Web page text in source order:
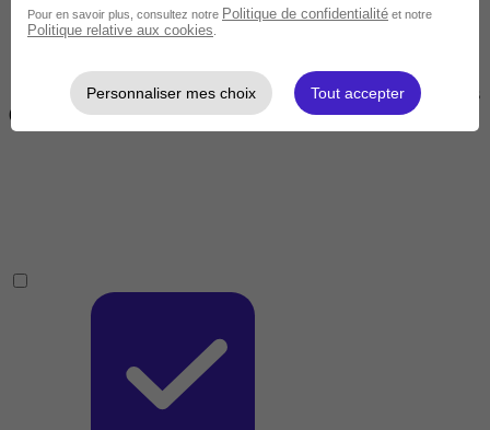
2 jours à 2 semaines
(14h à 70h)
Pour en savoir plus, consultez notre Politique de confidentialité et notre
Politique relative aux cookies
Personnaliser mes choix Tout accepter